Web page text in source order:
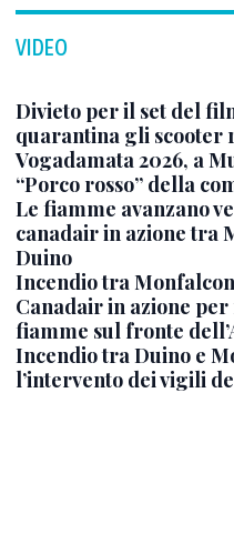
VIDEO
Divieto per il set del
quarantina gli scooter
Vogadamata 2026, a
“Porco rosso” della
Le fiamme avanzano
canadair in azione tra
Duino
Incendio tra
Canadair in azione
fiamme sul fronte
Incendio tra Duino e
l’intervento dei vigili